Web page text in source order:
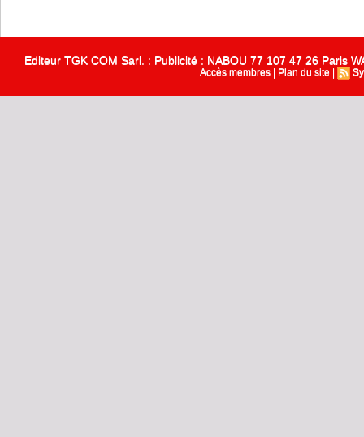
Editeur TGK COM Sarl. : Publicité : NABOU 77 107 47 26 Paris
Accès membres Plan du site